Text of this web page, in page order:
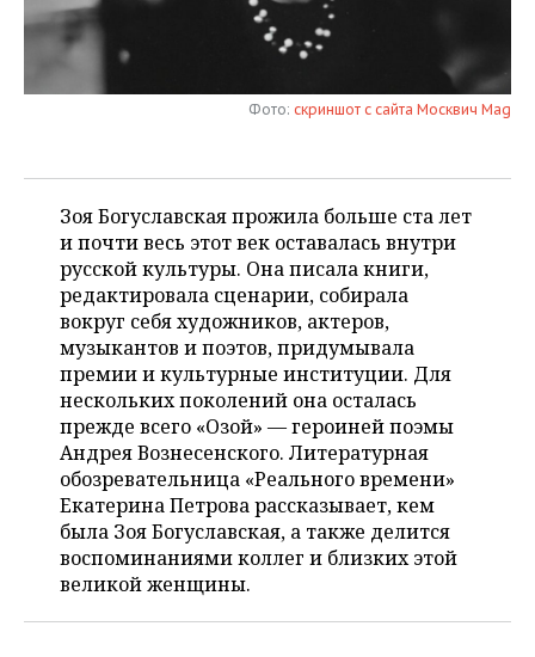
ЭНЕРГЕТИКА
УСЛУГИ
МЕДИА
ВЫЕЗДНАЯ РЕДАКЦИЯ
НОВОСТИ СПОРТА
ВОЛЕЙБОЛ
КИБЕРСПОРТ
ФИГУРНОЕ КАТАНИЕ
ВОДНЫЕ ВИДЫ СПОРТА
ХОККЕЙ С МЯЧОМ
ОБЩЕСТВО
ИСТОРИЯ
КУЛЬТУРА
МЕДИЦИНА
ОБРАЗОВАНИЕ
ПРОИСШЕСТВИЯ
СПИСОК ПЕРСОН
СПИСОК КОМПАНИЙ
ПОЛНАЯ ВЕРСИЯ
Фото: скриншот с сайта Москвич Mag
Зоя Богуславская прожила больше ста лет
и почти весь этот век оставалась внутри
русской культуры. Она писала книги,
редактировала сценарии, собирала
вокруг себя художников, актеров,
музыкантов и поэтов, придумывала
премии и культурные институции. Для
нескольких поколений она осталась
прежде всего «Озой» — героиней поэмы
Андрея Вознесенского. Литературная
обозревательница «Реального времени»
Екатерина Петрова рассказывает, кем
была Зоя Богуславская, а также делится
воспоминаниями коллег и близких этой
великой женщины.